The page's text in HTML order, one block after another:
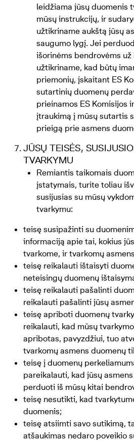
leidžiama jūsų duomenis
mūsų instrukcijų, ir
užtikriname aukštą jūsų
saugumo lygį. Jei
išorinėms bendrovėms už
užtikriname, kad būtų
priemonių, įskaitant ES
sutartinių duomenų
prieinamos ES Komisijos
įtraukimą į mūsų sutartis
prieigą prie asmens
JŪSŲ TEISĖS,
TVARKYMU
Remiantis taikomais
įstatymais, turite toliau
susijusias su mūsų
tvarkymu:
teisę susipažinti su
informaciją apie tai, kokius
tvarkome, ir tvarkomų
teisę reikalauti ištaisyti
neteisingų duomenų
teisę reikalauti pašalinti
reikalauti pašalinti jūsų
teisę apriboti duomenų
reikalauti, kad mūsų
apribotas, pavyzdžiui, tuo
tvarkomų asmens duomenų
teisę į duomenų
pareikalauti, kad jūsų
perduoti iš mūsų kitai
teisę nesutikti, kad
duomenis;
teisę atsiimti savo sutikimą,
atšaukimas nedaro poveikio